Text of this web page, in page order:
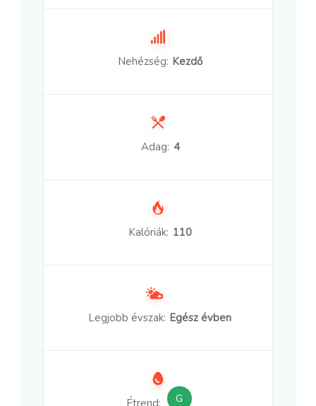
Nehézség: Kezdő
Adag: 4
Kalóriák: 110
Legjobb évszak: Egész évben
Étrend: G